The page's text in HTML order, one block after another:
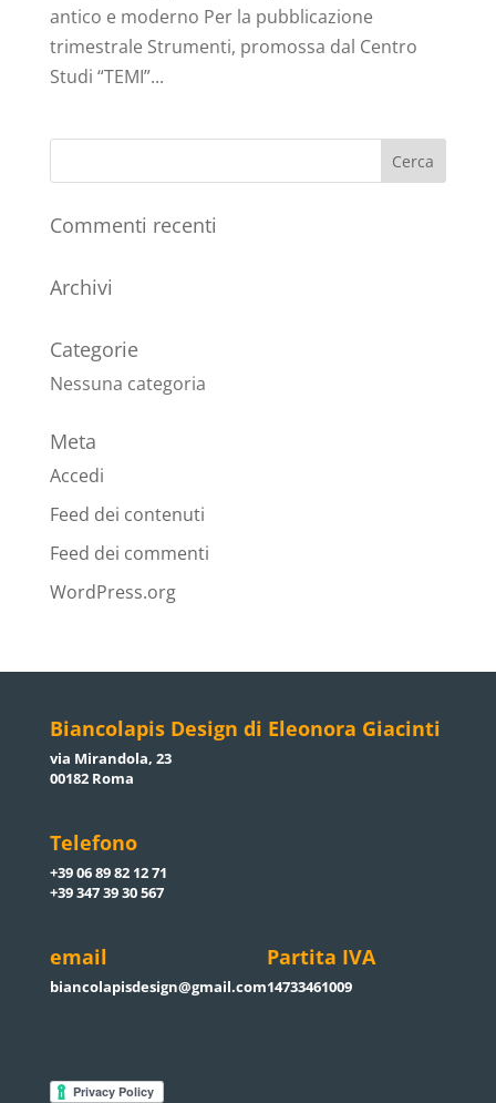
antico e moderno Per la pubblicazione
trimestrale Strumenti, promossa dal Centro
Studi “TEMI”...
Commenti recenti
Archivi
Categorie
Nessuna categoria
Meta
Accedi
Feed dei contenuti
Feed dei commenti
WordPress.org
Biancolapis Design di Eleonora Giacinti
via Mirandola, 23
00182 Roma
Telefono
+39 06 89 82 12 71
+39 347 39 30 567
email
biancolapisdesign@gmail.com
Partita IVA
14733461009